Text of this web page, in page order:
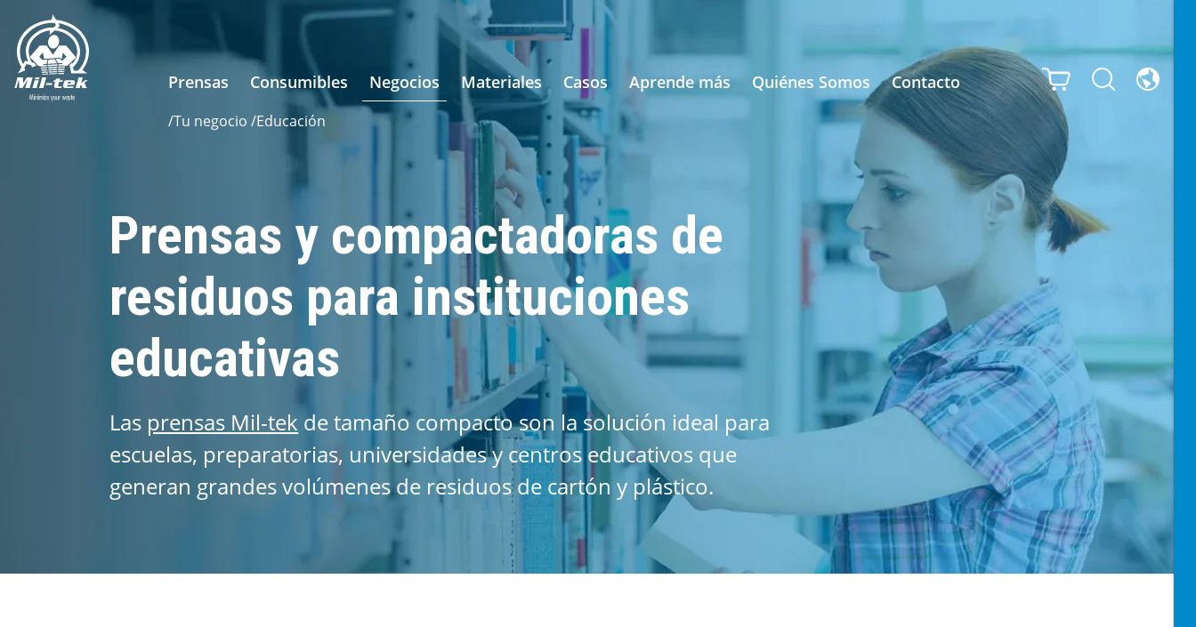
Prensas Consumibles Negocios Materiales Casos Aprende más Quiénes Somos Contacto
/Tu negocio /Educación
Prensas y compactadoras de
residuos para instituciones
educativas
Las prensas Mil-tek de tamaño compacto son la solución ideal para
escuelas, preparatorias, universidades y centros educativos que
generan grandes volúmenes de residuos de cartón y plástico.